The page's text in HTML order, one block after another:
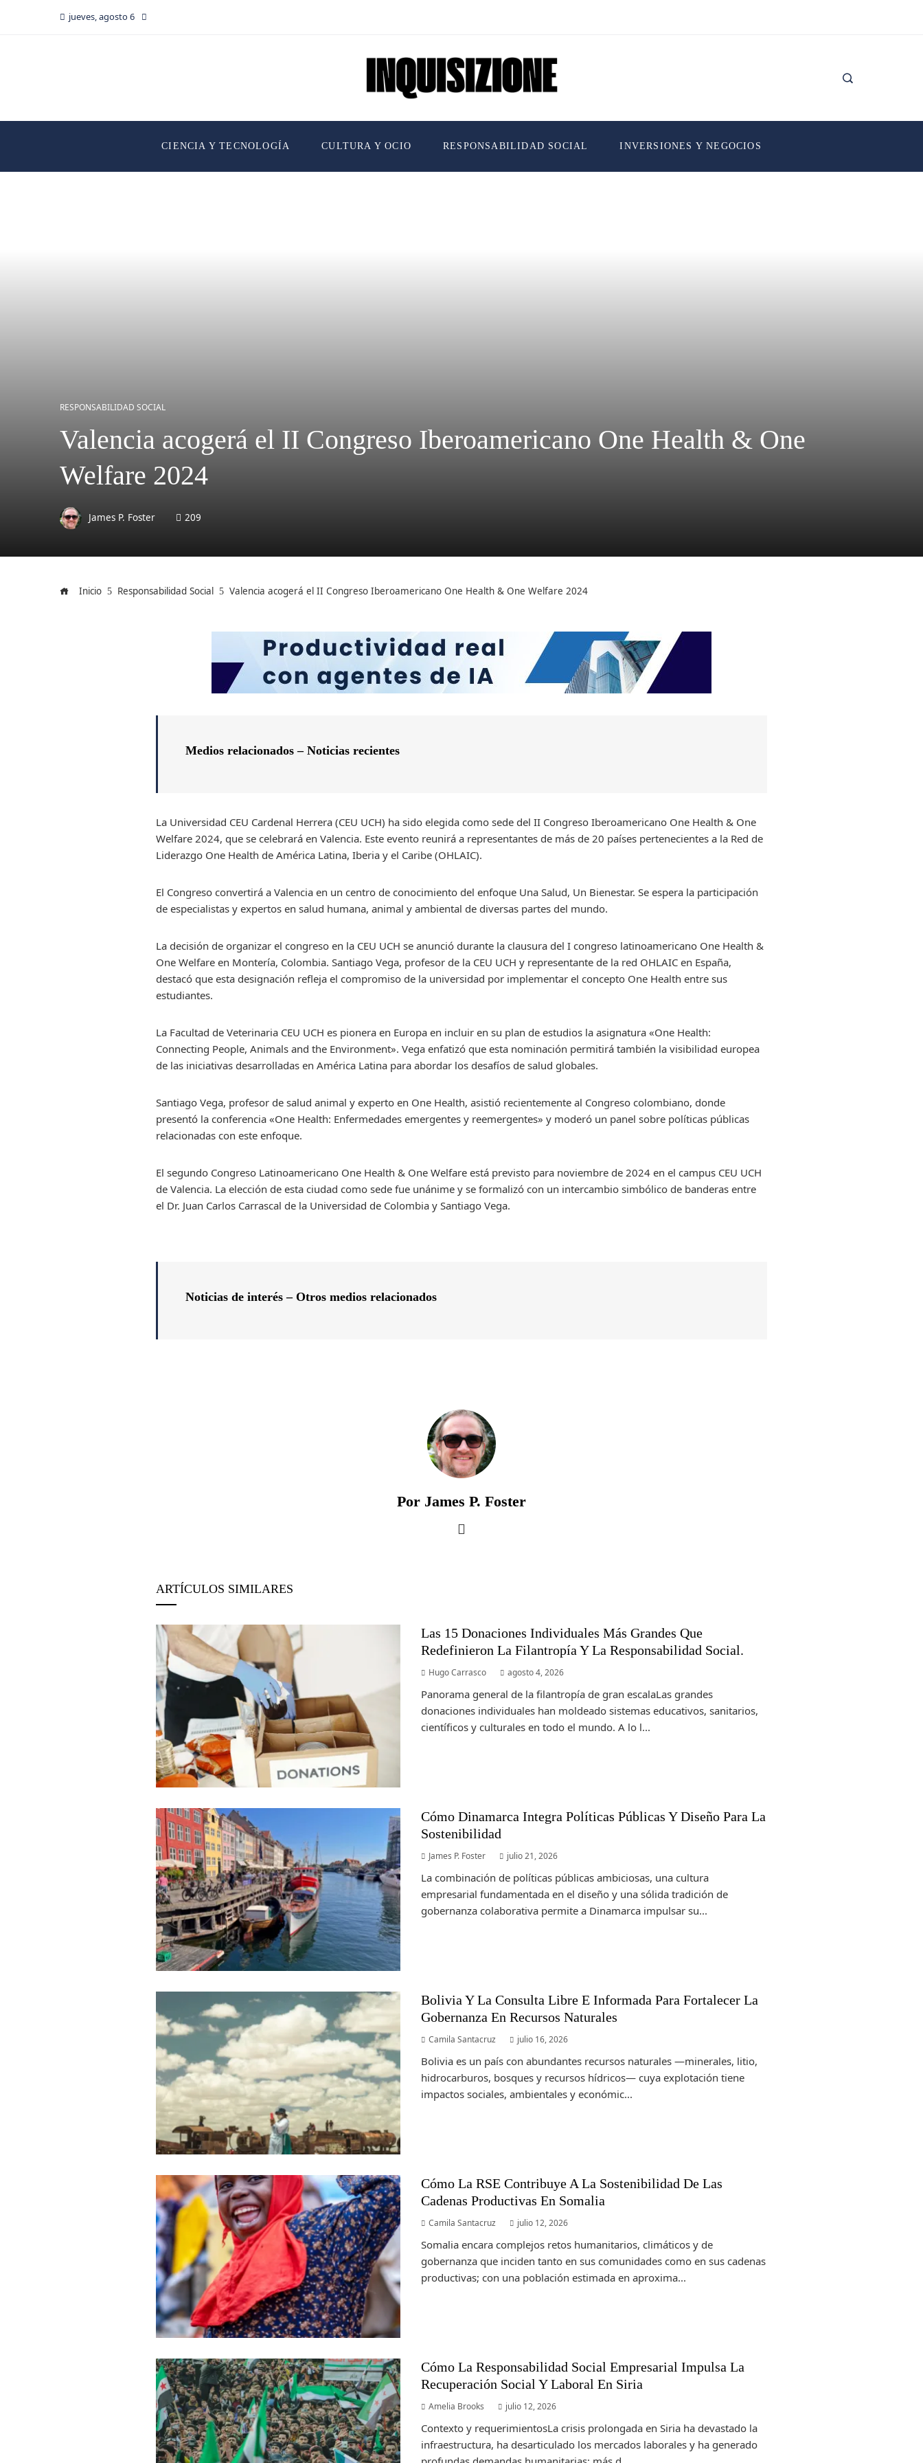
jueves, agosto 6
CIENCIA Y TECNOLOGÍA CULTURA Y OCIO RESPONSABILIDAD SOCIAL INVERSIONES Y NEGOCIOS
RESPONSABILIDAD SOCIAL
Valencia acogerá el II Congreso Iberoamericano One Health & One
Welfare 2024
James P. Foster 209
Inicio Responsabilidad Social Valencia acogerá el II Congreso Iberoamericano One Health & One Welfare 2024
Medios relacionados –Noticias recientes
La Universidad CEU Cardenal Herrera (CEU UCH) ha sido elegida como sede del II Congreso Iberoamericano One Health & One
Welfare 2024, que se celebrará en Valencia. Este evento reunirá a representantes de más de 20 países pertenecientes a la Red de
Liderazgo One Health de América Latina, Iberia y el Caribe (OHLAIC).
El Congreso convertirá a Valencia en un centro de conocimiento del enfoque Una Salud, Un Bienestar. Se espera la participación
de especialistas y expertos en salud humana, animal y ambiental de diversas partes del mundo.
La decisión de organizar el congreso en la CEU UCH se anunció durante la clausura del I congreso latinoamericano One Health &
One Welfare en Montería, Colombia. Santiago Vega, profesor de la CEU UCH y representante de la red OHLAIC en España,
destacó que esta designación refleja el compromiso de la universidad por implementar el concepto One Health entre sus
estudiantes.
La Facultad de Veterinaria CEU UCH es pionera en Europa en incluir en su plan de estudios la asignatura «One Health:
Connecting People, Animals and the Environment». Vega enfatizó que esta nominación permitirá también la visibilidad europea
de las iniciativas desarrolladas en América Latina para abordar los desafíos de salud globales.
Santiago Vega, profesor de salud animal y experto en One Health, asistió recientemente al Congreso colombiano, donde
presentó la conferencia «One Health: Enfermedades emergentes y reemergentes» y moderó un panel sobre políticas públicas
relacionadas con este enfoque.
El segundo Congreso Latinoamericano One Health & One Welfare está previsto para noviembre de 2024 en el campus CEU UCH
de Valencia. La elección de esta ciudad como sede fue unánime y se formalizó con un intercambio simbólico de banderas entre
el Dr. Juan Carlos Carrascal de la Universidad de Colombia y Santiago Vega.
Noticias de interés –Otros medios relacionados
Por James P. Foster
ARTÍCULOS SIMILARES
Las 15 Donaciones Individuales Más Grandes Que
Redefinieron La Filantropía Y La Responsabilidad Social.
Hugo Carrasco agosto 4, 2026
Panorama general de la filantropía de gran escalaLas grandes
donaciones individuales han moldeado sistemas educativos, sanitarios,
científicos y culturales en todo el mundo. A lo l...
Cómo Dinamarca Integra Políticas Públicas Y Diseño Para La
Sostenibilidad
James P. Foster julio 21, 2026
La combinación de políticas públicas ambiciosas, una cultura
empresarial fundamentada en el diseño y una sólida tradición de
gobernanza colaborativa permite a Dinamarca impulsar su...
Bolivia Y La Consulta Libre E Informada Para Fortalecer La
Gobernanza En Recursos Naturales
Camila Santacruz julio 16, 2026
Bolivia es un país con abundantes recursos naturales —minerales, litio,
hidrocarburos, bosques y recursos hídricos— cuya explotación tiene
impactos sociales, ambientales y económic...
Cómo La RSE Contribuye A La Sostenibilidad De Las
Cadenas Productivas En Somalia
Camila Santacruz julio 12, 2026
Somalia encara complejos retos humanitarios, climáticos y de
gobernanza que inciden tanto en sus comunidades como en sus cadenas
productivas; con una población estimada en aproxima...
Cómo La Responsabilidad Social Empresarial Impulsa La
Recuperación Social Y Laboral En Siria
Amelia Brooks julio 12, 2026
Contexto y requerimientosLa crisis prolongada en Siria ha devastado la
infraestructura, ha desarticulado los mercados laborales y ha generado